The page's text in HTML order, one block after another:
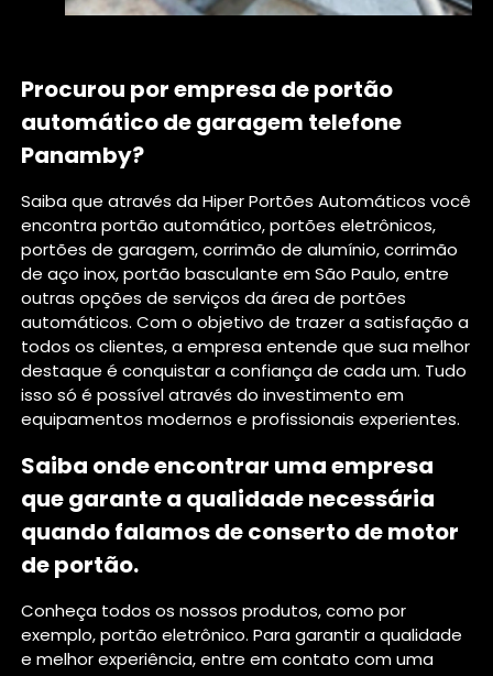
Procurou por empresa de portão
automático de garagem telefone
Panamby?
Saiba que através da Hiper Portões Automáticos você
encontra portão automático, portões eletrônicos,
portões de garagem, corrimão de alumínio, corrimão
de aço inox, portão basculante em São Paulo, entre
outras opções de serviços da área de portões
automáticos. Com o objetivo de trazer a satisfação a
todos os clientes, a empresa entende que sua melhor
destaque é conquistar a confiança de cada um. Tudo
isso só é possível através do investimento em
equipamentos modernos e profissionais experientes.
Saiba onde encontrar uma empresa
que garante a qualidade necessária
quando falamos de conserto de motor
de portão.
Conheça todos os nossos produtos, como por
exemplo, portão eletrônico. Para garantir a qualidade
e melhor experiência, entre em contato com uma